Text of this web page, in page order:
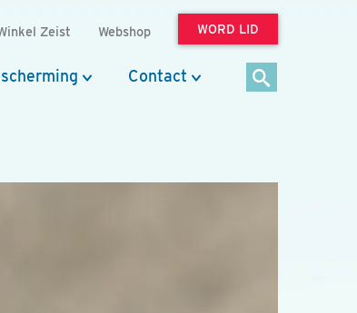
Zeist Webshop WORD LID
Contact